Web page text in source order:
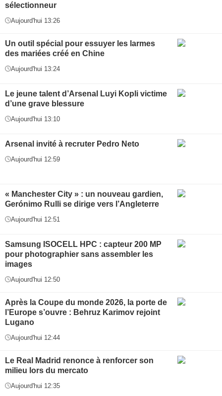
sélectionneur
Aujourd'hui 13:26
Un outil spécial pour essuyer les larmes
des mariées créé en Chine
Aujourd'hui 13:24
Le jeune talent d’Arsenal Luyi Kopli victime
d’une grave blessure
Aujourd'hui 13:10
Arsenal invité à recruter Pedro Neto
Aujourd'hui 12:59
« Manchester City » : un nouveau gardien,
Gerónimo Rulli se dirige vers l’Angleterre
Aujourd'hui 12:51
Samsung ISOCELL HPC : capteur 200 MP
pour photographier sans assembler les
images
Aujourd'hui 12:50
Après la Coupe du monde 2026, la porte de
l’Europe s’ouvre : Behruz Karimov rejoint
Lugano
Aujourd'hui 12:44
Le Real Madrid renonce à renforcer son
milieu lors du mercato
Aujourd'hui 12:35